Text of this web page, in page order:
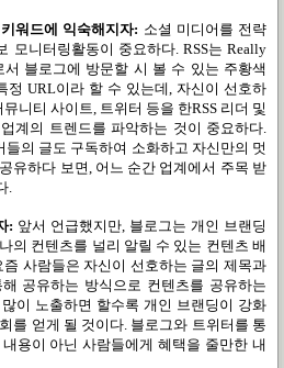
워드에 익숙해지자: 소셜 미디어를 전략
모니터링활동이 중요하다. RSS는 Really
서 블로그에 방문할 시 볼 수 있는 주황색
정 URL이라 할 수 있는데, 자신이 선호하
뮤니티 사이트, 트위터 등을 한RSS 리더 및
계의 트렌드를 파악하는 것이 중요하다.
의 글도 구독하여 소화하고 자신만의 멋
유하다 보면, 어느 순간 업계에서 주목 받
.
: 앞서 언급했지만, 블로그는 개인 브랜딩
의 컨텐츠를 널리 알릴 수 있는 컨텐츠 배
즘 사람들은 자신이 선호하는 글의 제목과
공유하는 방식으로 컨텐츠를 공유하는
이 노출하면 할수록 개인 브랜딩이 강화
를 얻게 될 것이다. 블로그와 트위터를 통
용이 아닌 사람들에게 혜택을 줄만한 내